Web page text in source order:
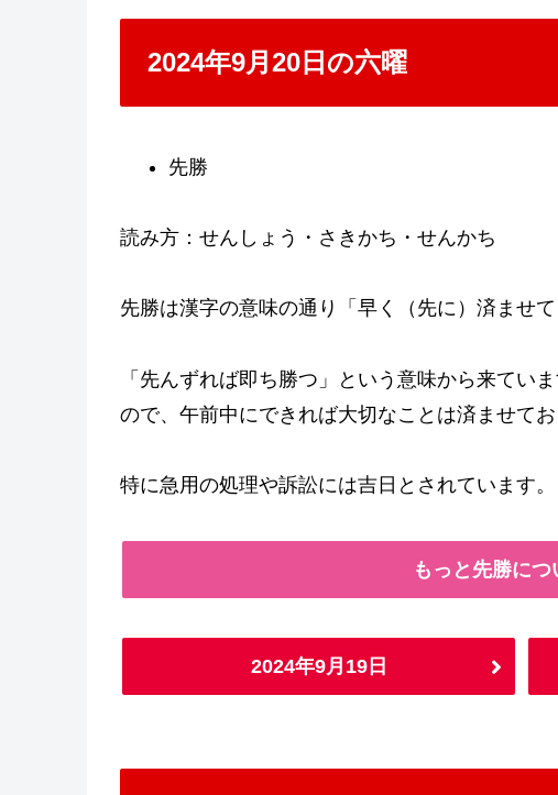
2024年9月20日の六曜
先勝
読み方：せんしょう・さきかち・せんかち
先勝は漢字の意味の通り「早く（先に）済ませ
「先んずれば即ち勝つ」という意味から来てい
ので、午前中にできれば大切なことは済ませてお
特に急用の処理や訴訟には吉日とされています。
もっと先勝につ
2024年9月19日